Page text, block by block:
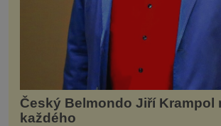
Český Belmondo Jiří Krampol
každého